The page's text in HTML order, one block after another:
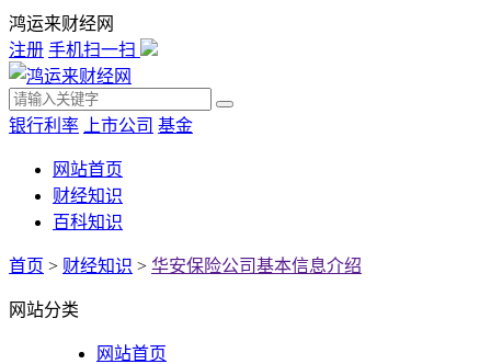
鸿运来财经网
注册 手机扫一扫
银行利率 上市公司 基金
网站首页
财经知识
百科知识
首页 > 财经知识 > 华安保险公司基本信息介绍
网站分类
网站首页